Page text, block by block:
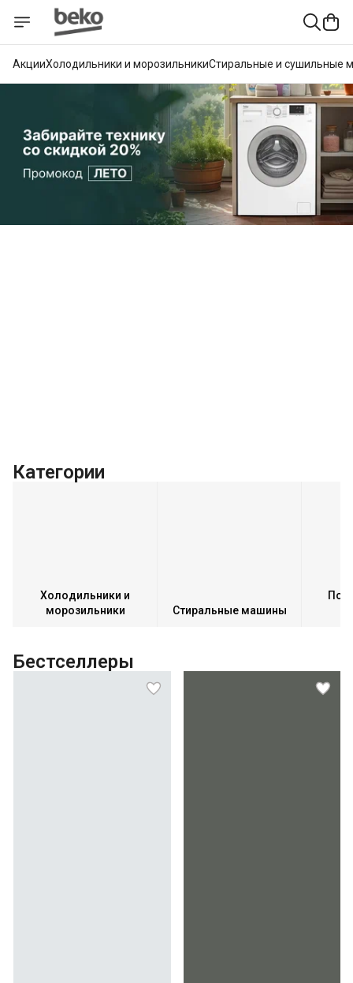
АкцииХолодильники и морозильникиСтиральные и сушильные
Категории
Холодильники и
морозильники
Стиральные машины
Бестселлеры